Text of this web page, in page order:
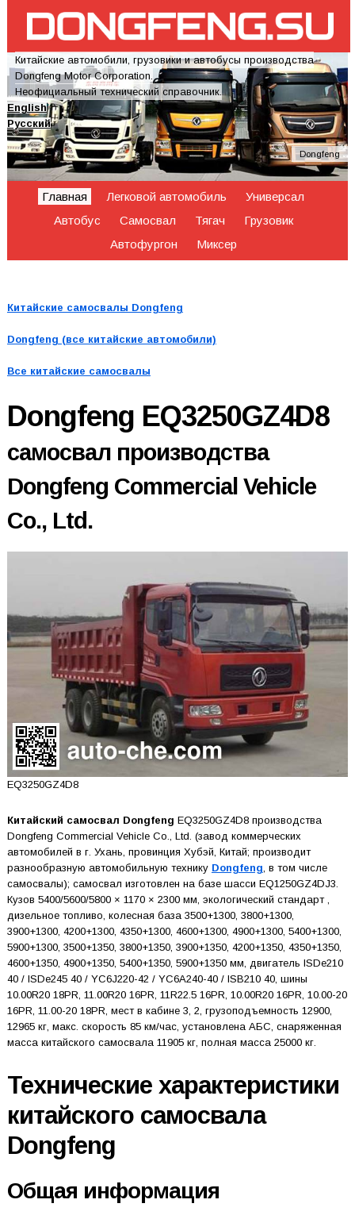
Китайские автомобили, грузовики и автобусы производства
Dongfeng Motor Corporation.
Неофициальный технический справочник.
English
Русский
Dongfeng
Главная Легковой автомобиль
Универсал
Автобус
Самосвал Тягач
Грузовик
Автофургон
Миксер
Китайские самосвалы Dongfeng
Dongfeng (все китайские автомобили)
Все китайские самосвалы
Dongfeng EQ3250GZ4D8
самосвал производства
Dongfeng Commercial Vehicle
Co., Ltd.
EQ3250GZ4D8
Китайский самосвал Dongfeng EQ3250GZ4D8 производства
Dongfeng Commercial Vehicle Co., Ltd. (завод коммерческих
автомобилей в г. Ухань, провинция Хубэй, Китай; производит
разнообразную автомобильную технику Dongfeng , в том числе
самосвалы); самосвал изготовлен на базе шасси EQ1250GZ4DJ3.
Кузов 5400/5600/5800 × 1170 × 2300 мм, экологический стандарт ,
дизельное топливо, колесная база 3500+1300, 3800+1300,
3900+1300, 4200+1300, 4350+1300, 4600+1300, 4900+1300, 5400+1300,
5900+1300, 3500+1350, 3800+1350, 3900+1350, 4200+1350, 4350+1350,
4600+1350, 4900+1350, 5400+1350, 5900+1350 мм, двигатель ISDe210
40 / ISDe245 40 / YC6J220-42 / YC6A240-40 / ISB210 40, шины
10.00R20 18PR, 11.00R20 16PR, 11R22.5 16PR, 10.00R20 16PR, 10.00-20
16PR, 11.00-20 18PR, мест в кабине 3, 2, грузоподъемность 12900,
12965 кг, макс. скорость 85 км/час, установлена АБС, снаряженная
масса китайского самосвала 11905 кг, полная масса 25000 кг.
Технические характеристики
китайского самосвала
Dongfeng
Общая информация